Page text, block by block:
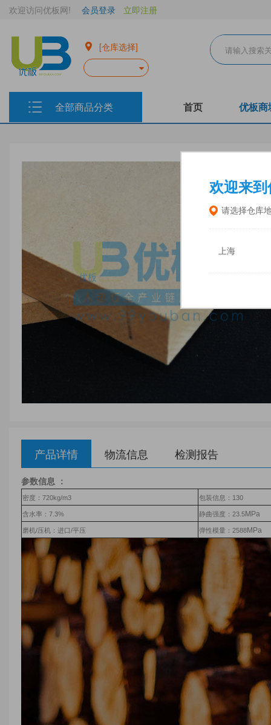
欢迎来到
请选择仓库
上海
欢迎访问优板网! 会员登录 立即注册
[仓库选择]
全部商品分类 首页 优板商
产品详情 物流信息 检测报告
参数信息 ：
密度：720kg/m3 包装信息：130
含水率：7.3% 静曲强度：23.5MPa
磨机/压机：进口/平压 弹性模量：2588MPa